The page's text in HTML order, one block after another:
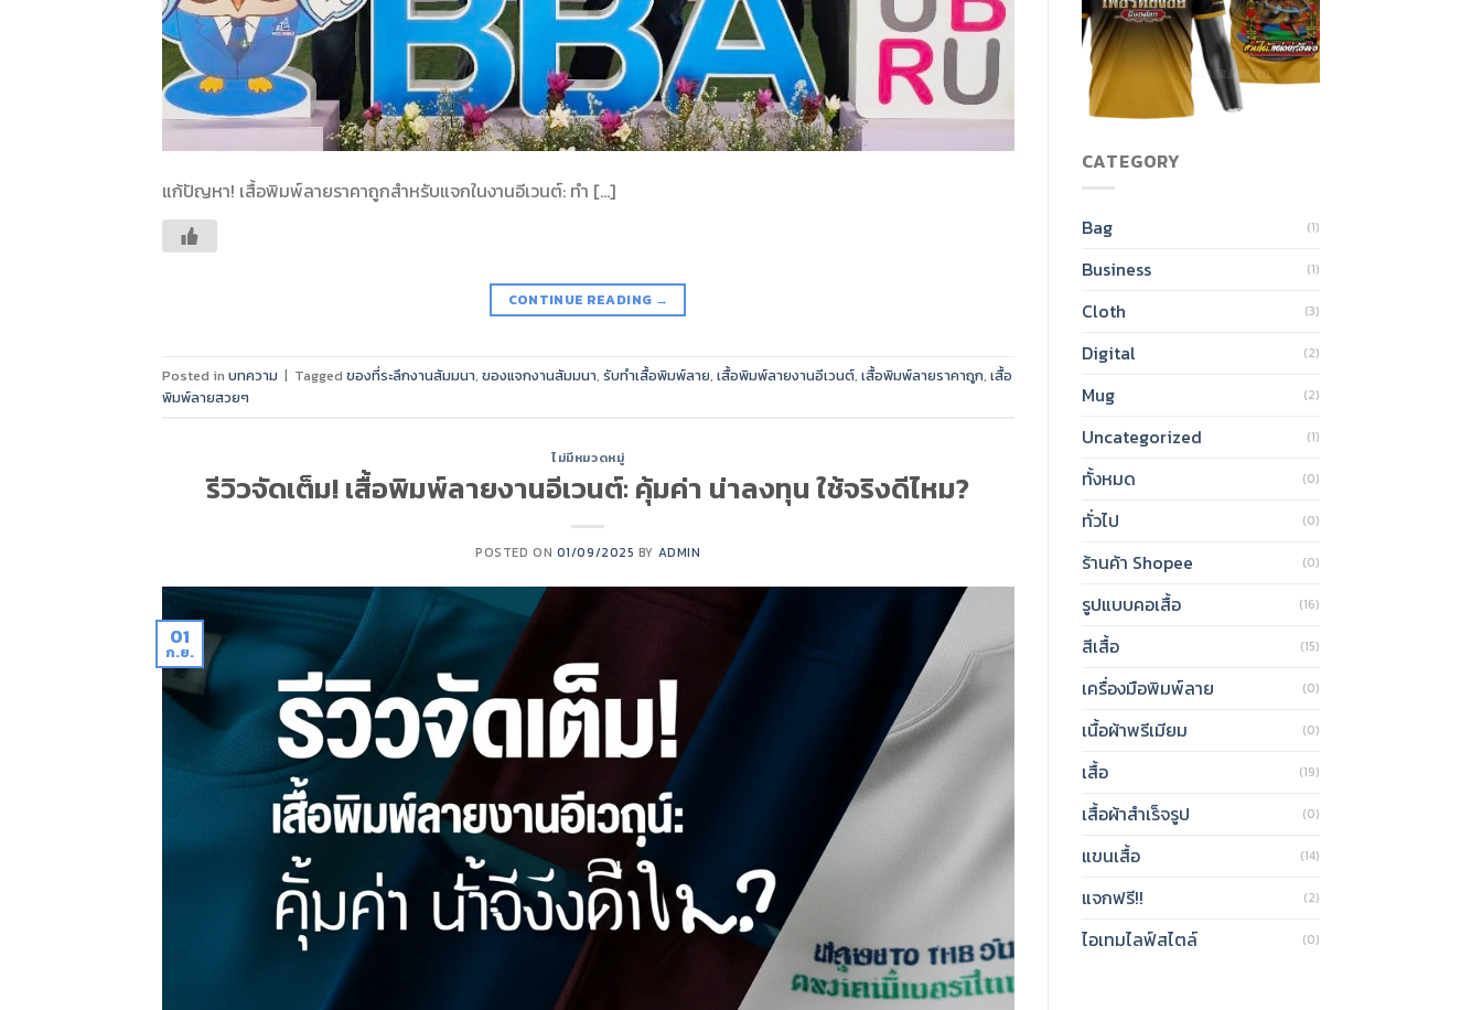
แก้ปัญหา! เสื้อพิมพ์ลายราคาถูกสำหรับแจกในงานอีเวนต์: ทำ […]
CONTINUE READING →
Posted in บทความ | Tagged ของที่ระลึกงานสัมมนา, ของแจกงานสัมมนา, รับทำเสื้อพิมพ์ลาย, เสื้อพิมพ์ลายงานอีเวนต์, เสื้อพิมพ์ลายราคาถูก, เสื้อ
พิมพ์ลายสวยๆ
ไม่มีหมวดหมู่
รีวิวจัดเต็ม! เสื้อพิมพ์ลายงานอีเวนต์: คุ้มค่า น่าลงทุน ใช้จริงดีไหม?
POSTED ON 01/09/2025 BY ADMIN
01
ก.ย.
CATEGORY
Bag (1)
Business (1)
Cloth (3)
Digital (2)
Mug (2)
Uncategorized (1)
ทั้งหมด (0)
ทั่วไป (0)
ร้านค้า Shopee (0)
รูปแบบคอเสื้อ (16)
สีเสื้อ (15)
เครื่องมือพิมพ์ลาย (0)
เนื้อผ้าพรีเมียม (0)
เสื้อ (19)
เสื้อผ้าสำเร็จรูป (0)
แขนเสื้อ (14)
แจกฟรี!! (2)
ไอเทมไลฟ์สไตล์ (0)